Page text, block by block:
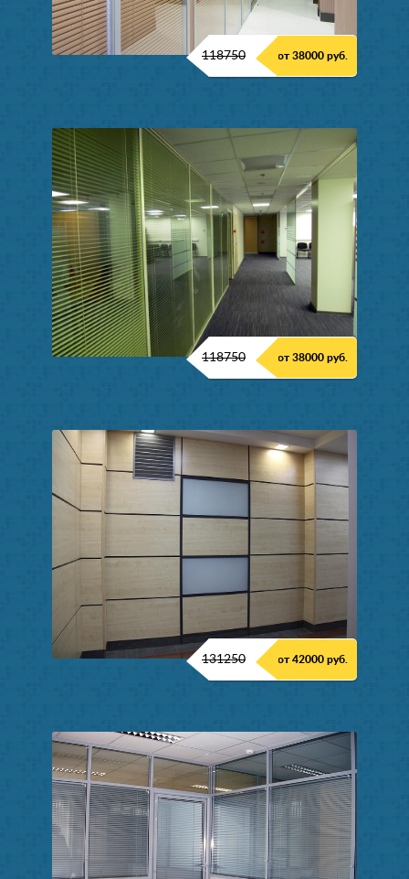
118750 от 38000 руб.
118750 от 38000 руб.
131250 от 42000 руб.